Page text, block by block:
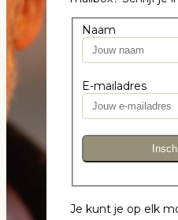
Naam
E-mailadres
Je kunt je op elk